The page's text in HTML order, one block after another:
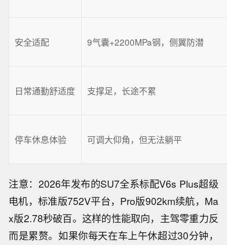
安全适配 9气囊+2200MPa钢，侧翼防潜
日常通勤舒适度 支撑足，长途不累
停车休息体验 可调大仰角，但无法躺平
注意：2026年发布的SU7全系标配V6s Plus超级
电机，标准版752V平台，Pro版902km续航，Ma
x版2.78秒破百。这样的性能取向，主驾零重力反
而是累赘。如果你每天在车上午休超过30分钟，